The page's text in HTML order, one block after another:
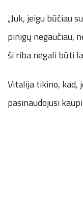
„Juk, jeigu būčiau
pinigų negaučiau,
ši riba negali būti
Vitalija tikino, kad,
pasinaudojusi